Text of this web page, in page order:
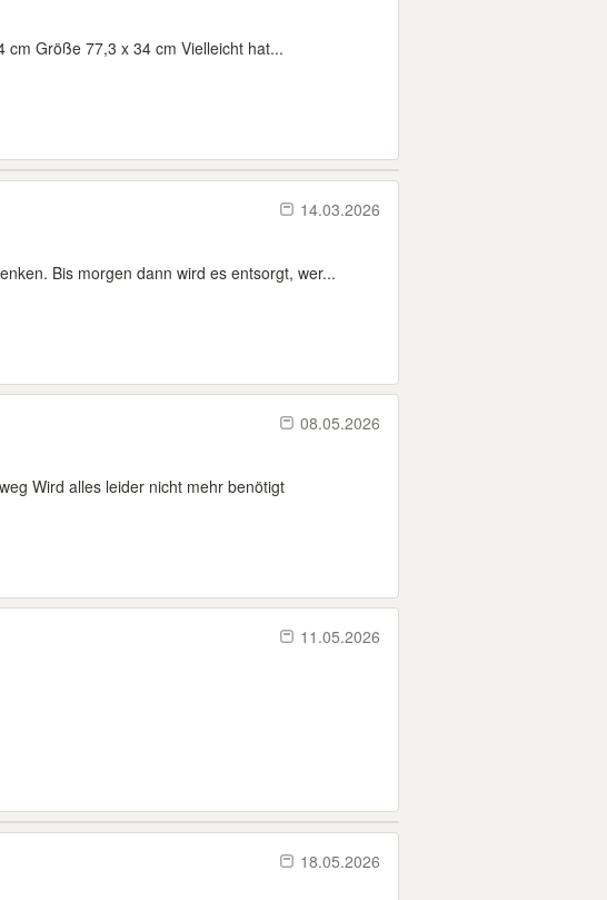
Größe 77,3 x 34 cm Vielleicht hat...
14.03.2026
Bis morgen dann wird es entsorgt, wer...
08.05.2026
Wird alles leider nicht mehr benötigt
11.05.2026
18.05.2026